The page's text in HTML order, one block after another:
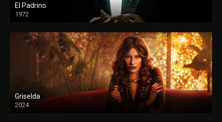
El Padrino
1972
FULL HD
Griselda
2024